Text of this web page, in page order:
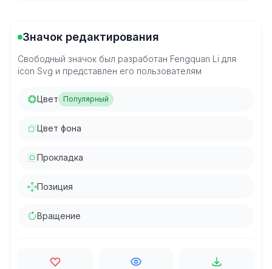
Значок редактирования
Свободный значок был разработан Fengquan Li для
icon Svg и представлен его пользователям
Цвет Популярный
Цвет фона
Прокладка
Позиция
Вращение